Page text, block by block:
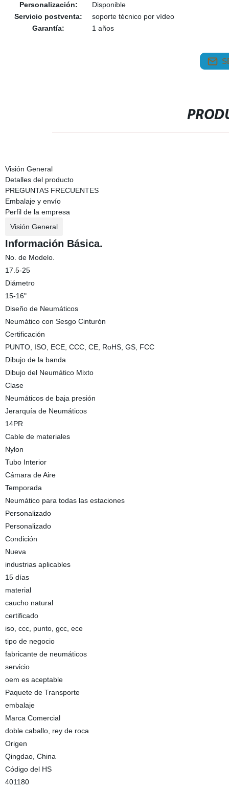
Personalización:
Disponible
Servicio postventa:
soporte técnico por vídeo
Garantía:
1 años
Visión General
Detalles del producto
PREGUNTAS FRECUENTES
Embalaje y envío
Perfil de la empresa
Visión General
Información Básica.
No. de Modelo.
17.5-25
Diámetro
15-16"
Diseño de Neumáticos
Neumático con Sesgo Cinturón
Certificación
PUNTO, ISO, ECE, CCC, CE, RoHS, GS, FCC
Dibujo de la banda
Dibujo del Neumático Mixto
Clase
Neumáticos de baja presión
Jerarquía de Neumáticos
14PR
Cable de materiales
Nylon
Tubo Interior
Cámara de Aire
Temporada
Neumático para todas las estaciones
Personalizado
Personalizado
Condición
Nueva
industrias aplicables
15 días
material
caucho natural
certificado
iso, ccc, punto, gcc, ece
tipo de negocio
fabricante de neumáticos
servicio
oem es aceptable
Paquete de Transporte
embalaje
Marca Comercial
doble caballo, rey de roca
Origen
Qingdao, China
Código del HS
401180